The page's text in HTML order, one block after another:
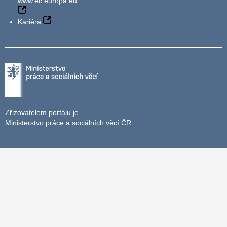
Kariéra
Zřizovatelem portálu je
Ministerstvo práce a sociálních věcí ČR